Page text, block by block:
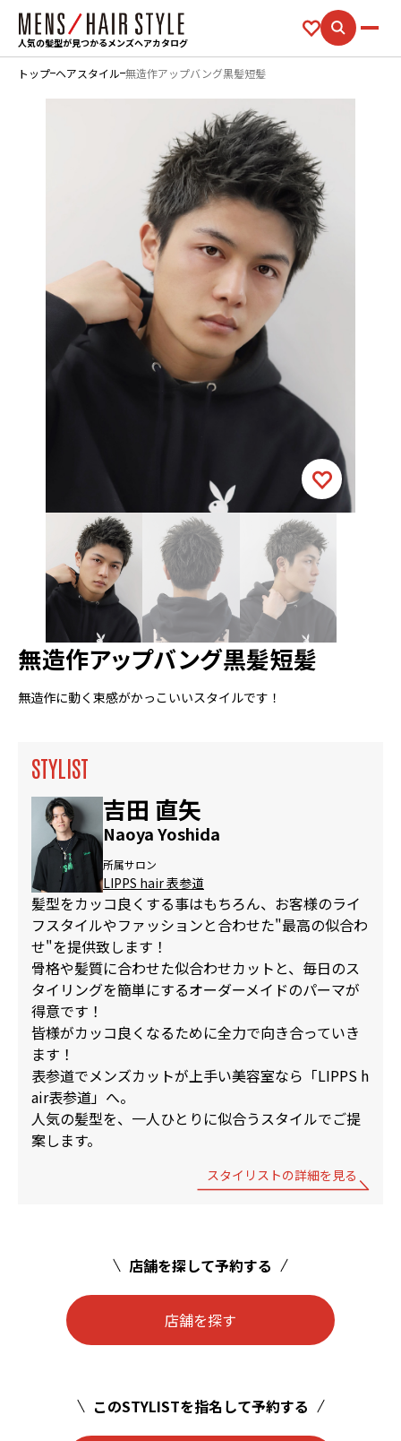
人気の髪型が見つかるメンズヘアカタログ
トップ ヘアスタイル 無造作アップバング黒髪短髪
無造作アップバング黒髪短髪
無造作に動く束感がかっこいいスタイルです！
STYLIST
吉田 直矢
Naoya Yoshida
所属サロン
LIPPS hair 表参道
髪型をカッコ良くする事はもちろん、お客様のライ
フスタイルやファッションと合わせた"最高の似合わ
せ"を提供致します！
骨格や髪質に合わせた似合わせカットと、毎日のス
タイリングを簡単にするオーダーメイドのパーマが
得意です！
皆様がカッコ良くなるために全力で向き合っていき
ます！
表参道でメンズカットが上手い美容室なら「LIPPS h
air表参道」へ。
人気の髪型を、一人ひとりに似合うスタイルでご提
案します。
スタイリストの詳細を見る
店舗を探して予約する
店舗を探す
このSTYLISTを指名して予約する